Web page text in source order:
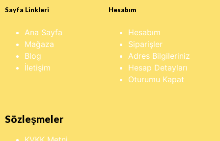
Sayfa Linkleri
Ana Sayfa
Mağaza
Blog
İletişim
Hesabım
Hesabım
Siparişler
Adres Bilgileriniz
Hesap Detayları
Oturumu Kapat
Sözleşmeler